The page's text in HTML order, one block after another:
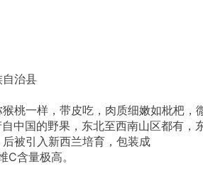
治县
桃一样，带皮吃，肉质细嫩如枇杷，
中国的野果，东北至西南山区都有，
被引入新西兰培育，包装成
含量极高。